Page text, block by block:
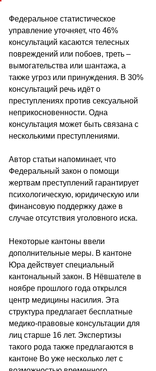
Федеральное статистическое
управление уточняет, что 46%
консультаций касаются телесных
повреждений или побоев, треть –
вымогательства или шантажа, а
также угроз или принуждения. В 30%
консультаций речь идёт о
преступлениях против сексуальной
неприкосновенности. Одна
консультация может быть связана с
несколькими преступлениями.
Автор статьи напоминает, что
Федеральный закон о помощи
жертвам преступлений гарантирует
психологическую, юридическую или
финансовую поддержку даже в
случае отсутствия уголовного иска.
Некоторые кантоны ввели
дополнительные меры. В кантоне
Юра действует специальный
кантональный закон. В Нёвшателе в
ноябре прошлого года открылся
центр медицины насилия. Эта
структура предлагает бесплатные
медико-правовые консультации для
лиц старше 16 лет. Экспертизы
такого рода также предлагаются в
кантоне Во уже несколько лет с